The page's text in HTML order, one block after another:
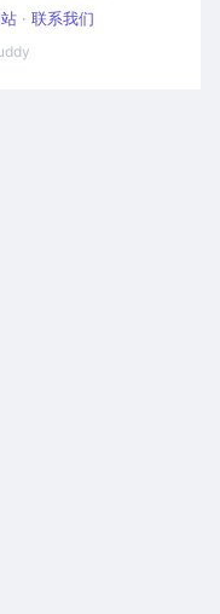
· 联系我们